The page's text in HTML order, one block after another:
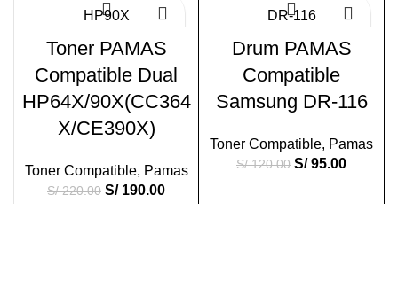
Toner PAMAS
Compatible Dual
HP64X/90X(CC364
X/CE390X)
Toner Compatible, Pamas
S/220.00 S/190.00
Drum PAMAS
Compatible
Samsung DR-116
Toner Compatible, Pamas
S/120.00 S/95.00